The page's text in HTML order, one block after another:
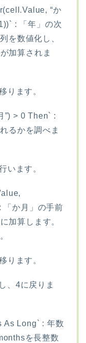
“か
: 「年」の次
を数値化し、
加算されま
ります。
”) > 0 Then` :
るかを調べま
います。
「か月」の手前
加算します。
ります。
、4に戻りま
As Long` : 年数
を長整数